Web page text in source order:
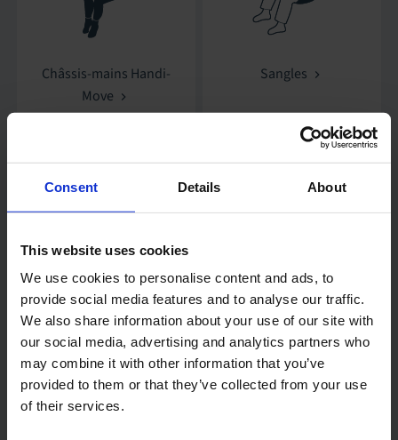
Consent Details About
This website uses cookies
We use cookies to personalise content and ads, to
provide social media features and to analyse our traffic.
We also share information about your use of our site with
our social media, advertising and analytics partners who
may combine it with other information that you’ve
provided to them or that they’ve collected from your use
of their services.
Châssis-mains Handi-
Move
Sangles
Handi-fléaux Brancard de douche
Tous les produits